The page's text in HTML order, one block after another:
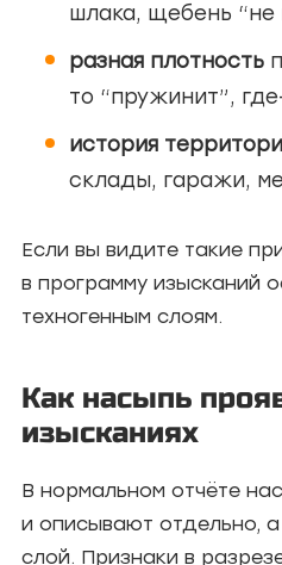
шлака, щебень “не
разная плотность
то “пружинит”,
история
склады, гаражи,
Если вы видите такие
в программу изысканий
техногенным слоям.
Как насыпь
изысканиях
В нормальном отчёте
и описывают отдельно,
слой. Признаки в